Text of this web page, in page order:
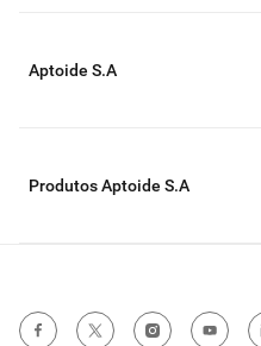
Aptoide S.A
Produtos Aptoide S.A